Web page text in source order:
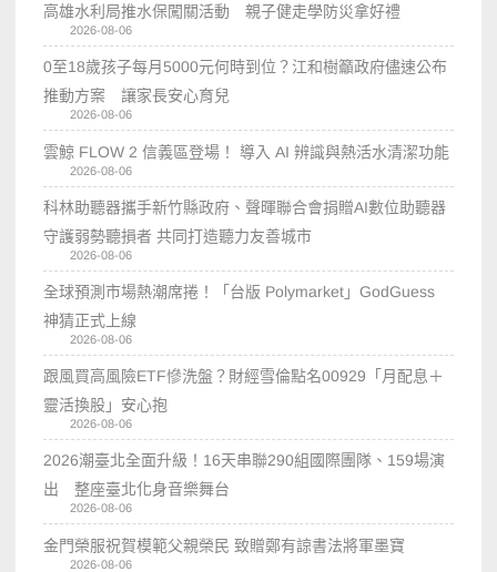
高雄水利局推水保闖關活動 親子健走學防災拿好禮
2026-08-06
0至18歲孩子每月5000元何時到位？江和樹籲政府儘速公布
推動方案 讓家長安心育兒
2026-08-06
雲鯨 FLOW 2 信義區登場！ 導入 AI 辨識與熱活水清潔功能
2026-08-06
科林助聽器攜手新竹縣政府、聲暉聯合會捐贈AI數位助聽器
守護弱勢聽損者 共同打造聽力友善城市
2026-08-06
全球預測市場熱潮席捲！「台版 Polymarket」GodGuess
神猜正式上線
2026-08-06
跟風買高風險ETF慘洗盤？財經雪倫點名00929「月配息＋
靈活換股」安心抱
2026-08-06
2026潮臺北全面升級！16天串聯290組國際團隊、159場演
出 整座臺北化身音樂舞台
2026-08-06
金門榮服祝賀模範父親榮民 致贈鄭有諒書法將軍墨寶
2026-08-06